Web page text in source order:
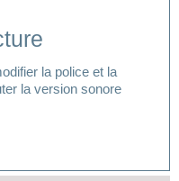
la police et la
la version sonore
à votre mode